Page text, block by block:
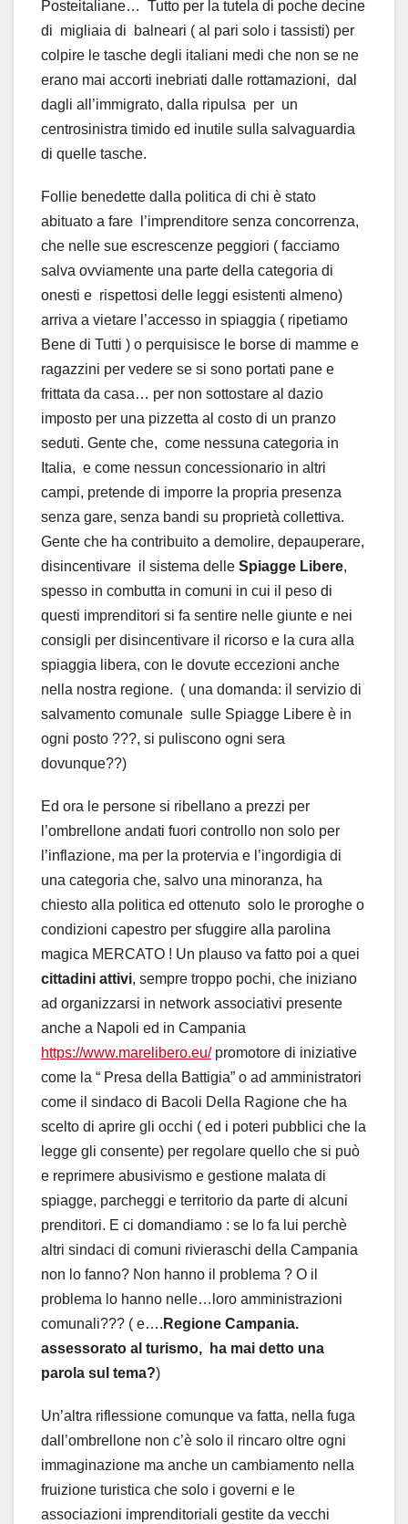
Posteitaliane… Tutto per la tutela di poche decine
di migliaia di balneari ( al pari solo i tassisti) per
colpire le tasche degli italiani medi che non se ne
erano mai accorti inebriati dalle rottamazioni, dal
dagli all’immigrato, dalla ripulsa per un
centrosinistra timido ed inutile sulla salvaguardia
di quelle tasche.
Follie benedette dalla politica di chi è stato
abituato a fare l’imprenditore senza concorrenza,
che nelle sue escrescenze peggiori ( facciamo
salva ovviamente una parte della categoria di
onesti e rispettosi delle leggi esistenti almeno)
arriva a vietare l’accesso in spiaggia ( ripetiamo
Bene di Tutti ) o perquisisce le borse di mamme e
ragazzini per vedere se si sono portati pane e
frittata da casa… per non sottostare al dazio
imposto per una pizzetta al costo di un pranzo
seduti. Gente che, come nessuna categoria in
Italia, e come nessun concessionario in altri
campi, pretende di imporre la propria presenza
senza gare, senza bandi su proprietà collettiva.
Gente che ha contribuito a demolire, depauperare,
disincentivare il sistema delle Spiagge Libere,
spesso in combutta in comuni in cui il peso di
questi imprenditori si fa sentire nelle giunte e nei
consigli per disincentivare il ricorso e la cura alla
spiaggia libera, con le dovute eccezioni anche
nella nostra regione. ( una domanda: il servizio di
salvamento comunale sulle Spiagge Libere è in
ogni posto ???, si puliscono ogni sera
dovunque??)
Ed ora le persone si ribellano a prezzi per
l’ombrellone andati fuori controllo non solo per
l’inflazione, ma per la protervia e l’ingordigia di
una categoria che, salvo una minoranza, ha
chiesto alla politica ed ottenuto solo le proroghe o
condizioni capestro per sfuggire alla parolina
magica MERCATO ! Un plauso va fatto poi a quei
cittadini attivi, sempre troppo pochi, che iniziano
ad organizzarsi in network associativi presente
anche a Napoli ed in Campania
https://www.marelibero.eu/promotore di iniziative
come la “ Presa della Battigia” o ad amministratori
come il sindaco di Bacoli Della Ragione che ha
scelto di aprire gli occhi ( ed i poteri pubblici che la
legge gli consente) per regolare quello che si può
e reprimere abusivismo e gestione malata di
spiagge, parcheggi e territorio da parte di alcuni
prenditori. E ci domandiamo : se lo fa lui perchè
altri sindaci di comuni rivieraschi della Campania
non lo fanno? Non hanno il problema ? O il
problema lo hanno nelle…loro amministrazioni
comunali??? ( e…. Regione Campania.
assessorato al turismo, ha mai detto una
parola sul tema?)
Un’altra riflessione comunque va fatta, nella fuga
dall’ombrellone non c’è solo il rincaro oltre ogni
immaginazione ma anche un cambiamento nella
fruizione turistica che solo i governi e le
associazioni imprenditoriali gestite da vecchi